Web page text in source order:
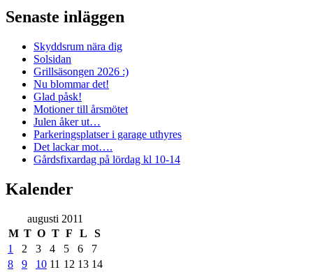
Senaste inläggen
Skyddsrum nära dig
Solsidan
Grillsäsongen 2026 :)
Nu blommar det!
Glad påsk!
Motioner till årsmötet
Julen åker ut…
Parkeringsplatser i garage uthyres
Det lackar mot….
Gårdsfixardag på lördag kl 10-14
Kalender
augusti 2011
M T O T F L
S
1
2 3 4 5 6
7
8
9 10 11 12 13 14